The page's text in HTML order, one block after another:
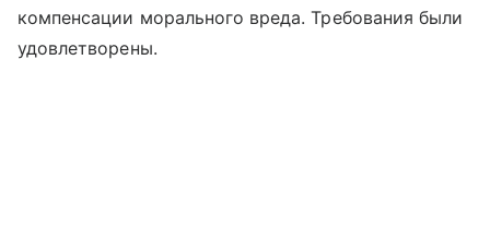
компенсации морального вреда. Требования были
удовлетворены.